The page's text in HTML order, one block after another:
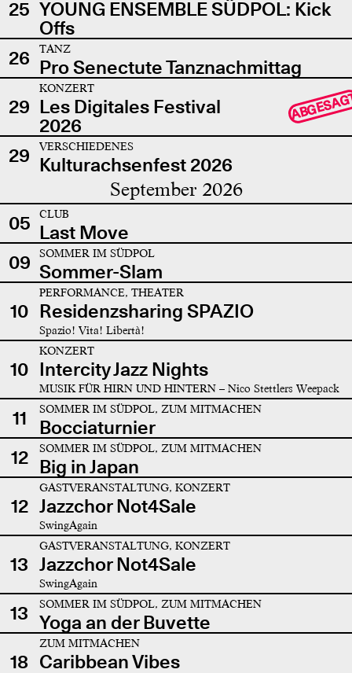
25 YOUNG ENSEMBLE SÜDPOL: Kick
Offs
26
TANZ
Pro Senectute Tanznachmittag
29
KONZERT
Les Digitales Festival
2026
29 VERSCHIEDENES
Kulturachsenfest 2026
September 2026
05 CLUB
Last Move
09
SOMMER IM SÜDPOL
Sommer-Slam
10
PERFORMANCE, THEATER
Residenzsharing SPAZIO
Spazio! Vita! Libertà!
10
KONZERT
Intercity Jazz Nights
MUSIK FÜR HIRN UND HINTERN – Nico Stettlers Weepack
11 SOMMER IM SÜDPOL, ZUM MITMACHEN
Bocciaturnier
12
SOMMER IM SÜDPOL, ZUM MITMACHEN
Big in Japan
12
GASTVERANSTALTUNG, KONZERT
Jazzchor Not4Sale
SwingAgain
13
GASTVERANSTALTUNG, KONZERT
Jazzchor Not4Sale
SwingAgain
13 SOMMER IM SÜDPOL, ZUM MITMACHEN
Yoga an der Buvette
18
ZUM MITMACHEN
Caribbean Vibes